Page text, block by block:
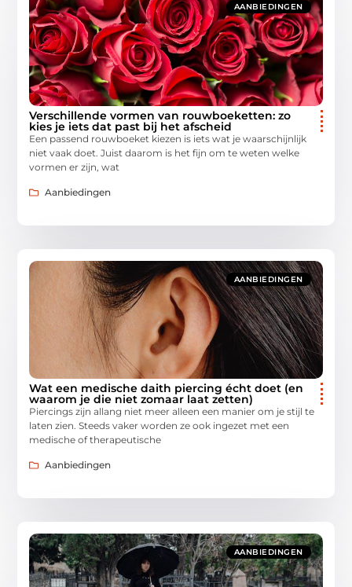
AANBIEDINGEN
Verschillende vormen van rouwboeketten: zo
kies je iets dat past bij het afscheid
Een passend rouwboeket kiezen is iets wat je waarschijnlijk
niet vaak doet. Juist daarom is het fijn om te weten welke
vormen er zijn, wat
Aanbiedingen
AANBIEDINGEN
Wat een medische daith piercing écht doet (en
waarom je die niet zomaar laat zetten)
Piercings zijn allang niet meer alleen een manier om je stijl te
laten zien. Steeds vaker worden ze ook ingezet met een
medische of therapeutische
Aanbiedingen
AANBIEDINGEN